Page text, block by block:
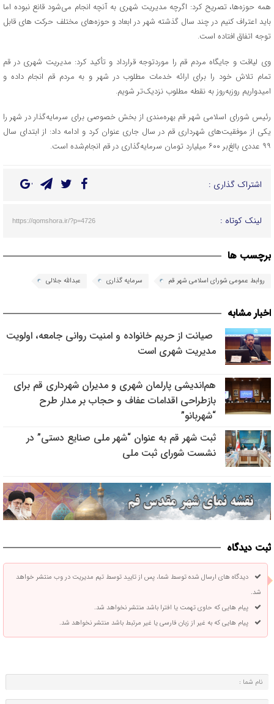
همه حوزه‌ها، تصریح کرد: اگرچه مدیریت شهری به آنچه انجام می‌شود قانع نبوده اما
باید اعتراف کنیم در چند سال گذشته شهر در ابعاد و حوزه‌های مختلف حرکت های قابل
توجه اتفاق افتاده است.
وی لیاقت و جایگاه مردم قم را موردتوجه قرارداد و تأکید کرد: مدیریت شهری در قم
تمام تلاش خود را برای ارائه خدمات مطلوب در شهر و به مردم قم انجام داده و
امیدواریم روزبه‌روز به نقطه مطلوب نزدیک‌تر شویم.
رئیس شورای اسلامی شهر قم بهره‌مندی از بخش خصوصی برای سرمایه‌گذار در شهر را
یکی از موفقیت‌های شهرداری قم در سال جاری عنوان کرد و ادامه داد: از ابتدای سال
۹۹ عددی بالغ‌بر ۶۰۰ میلیارد تومان سرمایه‌گذاری در قم انجام‌شده است.
اشتراک گذاری :
لینک کوتاه : https://qomshora.ir/?p=4726
برچسب ها
روابط عمومی شورای اسلامی شهر قم سرمایه گذاری عبدالله جلالی
اخبار مشابه
صیانت از حریم خانواده و امنیت روانی جامعه، اولویت
مدیریت شهری است
هم‌اندیشی پارلمان شهری و مدیران شهرداری قم برای
بازطراحی اقدامات عفاف و حجاب بر مدار طرح
“شهربانو”
ثبت شهر قم به عنوان “شهر ملی صنایع دستی” در
نشست شورای ثبت ملی
ثبت دیدگاه
دیدگاه های ارسال شده توسط شما، پس از تایید توسط تیم مدیریت در وب منتشر خواهد
شد.
پیام هایی که حاوی تهمت یا افترا باشد منتشر نخواهد شد.
پیام هایی که به غیر از زبان فارسی یا غیر مرتبط باشد منتشر نخواهد شد.